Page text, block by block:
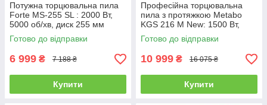
Потужна торцювальна пила
Forte MS-255 SL : 2000 Вт,
5000 об/хв, диск 255 мм
(77400)
Готово до відправки
6 999 ₴ 7 188 ₴
Купити
Професійна торцювальна
пила з протяжкою Metabo
KGS 216 M New: 1500 Вт,
глибина різу 70мм, диск 216
x 30 мм,
Готово до відправки
10 999 ₴ 16 075 ₴
Купити